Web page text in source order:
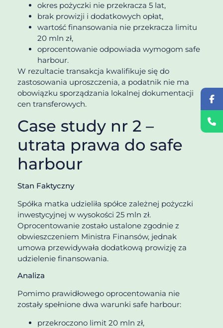
okres pożyczki nie przekracza 5 lat,
brak prowizji i dodatkowych opłat,
wartość finansowania nie przekracza limitu
20 mln zł,
oprocentowanie odpowiada wymogom safe
harbour.
W rezultacie transakcja kwalifikuje się do
zastosowania uproszczenia, a podatnik nie ma
obowiązku sporządzania lokalnej dokumentacji
cen transferowych.
Case study nr 2 –
utrata prawa do safe
harbour
Stan Faktyczny
Spółka matka udzieliła spółce zależnej pożyczki
inwestycyjnej w wysokości 25 mln zł.
Oprocentowanie zostało ustalone zgodnie z
obwieszczeniem Ministra Finansów, jednak
umowa przewidywała dodatkową prowizję za
udzielenie finansowania.
Analiza
Pomimo prawidłowego oprocentowania nie
zostały spełnione dwa warunki safe harbour:
przekroczono limit 20 mln zł,